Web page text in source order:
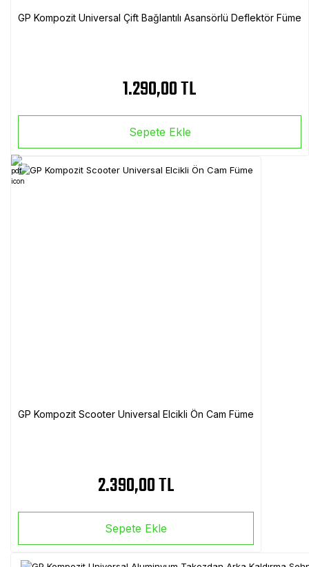
GP Kompozit Universal Çift Bağlantılı Asansörlü Deflektör Füme
1.290,00 TL
Sepete Ekle
GP Kompozit Scooter Universal Elcikli Ön Cam Füme
2.390,00 TL
Sepete Ekle